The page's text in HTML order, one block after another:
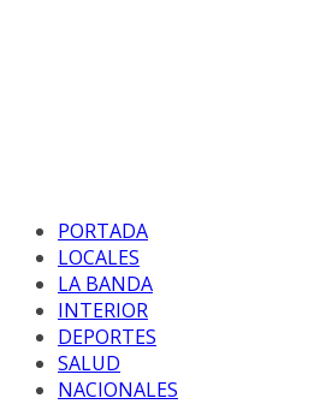
PORTADA
LOCALES
LA BANDA
INTERIOR
DEPORTES
SALUD
NACIONALES